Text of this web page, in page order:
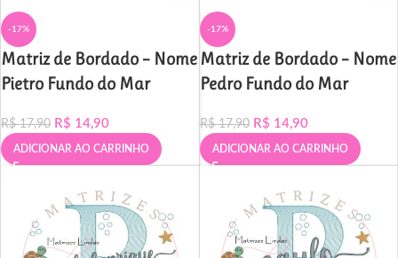
-17%
Matriz de Bordado – Nome
Pietro Fundo do Mar
R$17,90 R$ 14,90
ADICIONAR AO CARRINHO
-17%
Matriz de Bordado – Nome
Pedro Fundo do Mar
R$17,90 R$ 14,90
ADICIONAR AO CARRINHO